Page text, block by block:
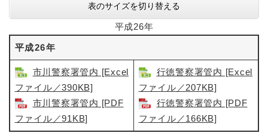
表のサイズを切り替える
平成26年
平成26年
市川警察署管内 [Excel
ファイル／390KB]
市川警察署管内​ [PDF
ファイル／91KB]
行徳警察署管内 [Excel
ファイル／207KB]
行徳警察署管内 [PDF
ファイル／166KB]